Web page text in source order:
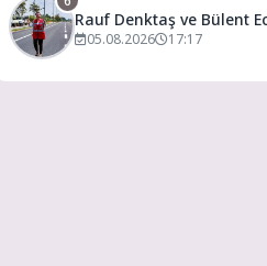
Rauf Denktaş ve Bülent
yolları asfaltlanıyor
05.08.2026 17:17